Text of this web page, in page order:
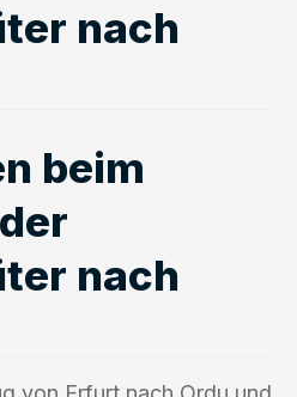
nach
beim
nach